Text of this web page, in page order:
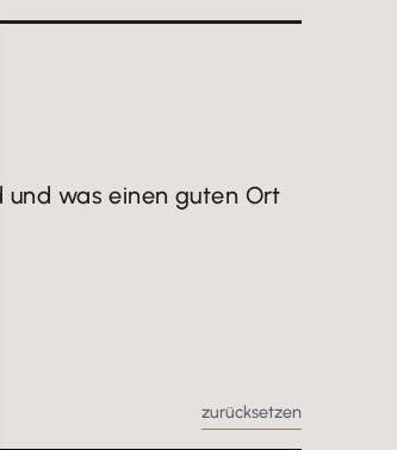
und was einen guten Ort
zurücksetzen